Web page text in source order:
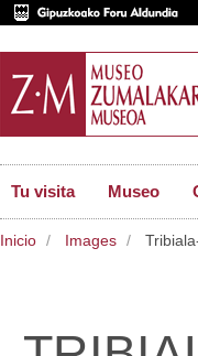
Tu visita Museo
Inicio Images